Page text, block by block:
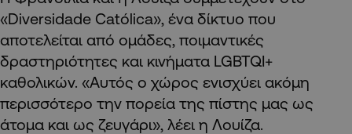
«Diversidade Católica», ένα δίκτυο που
αποτελείται από ομάδες, ποιμαντικές
δραστηριότητες και κινήματα LGBTQI+
καθολικών. «Αυτός ο χώρος ενισχύει ακόμη
περισσότερο την πορεία της πίστης μας ως
άτομα και ως ζευγάρι», λέει η Λουίζα.